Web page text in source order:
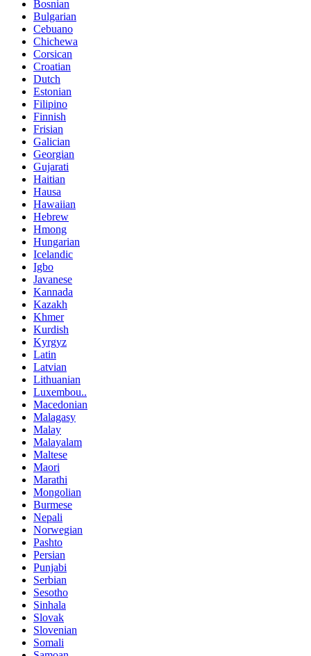
Bosnian
Bulgarian
Cebuano
Chichewa
Corsican
Croatian
Dutch
Estonian
Filipino
Finnish
Frisian
Galician
Georgian
Gujarati
Haitian
Hausa
Hawaiian
Hebrew
Hmong
Hungarian
Icelandic
Igbo
Javanese
Kannada
Kazakh
Khmer
Kurdish
Kyrgyz
Latin
Latvian
Lithuanian
Luxembou..
Macedonian
Malagasy
Malay
Malayalam
Maltese
Maori
Marathi
Mongolian
Burmese
Nepali
Norwegian
Pashto
Persian
Punjabi
Serbian
Sesotho
Sinhala
Slovak
Slovenian
Somali